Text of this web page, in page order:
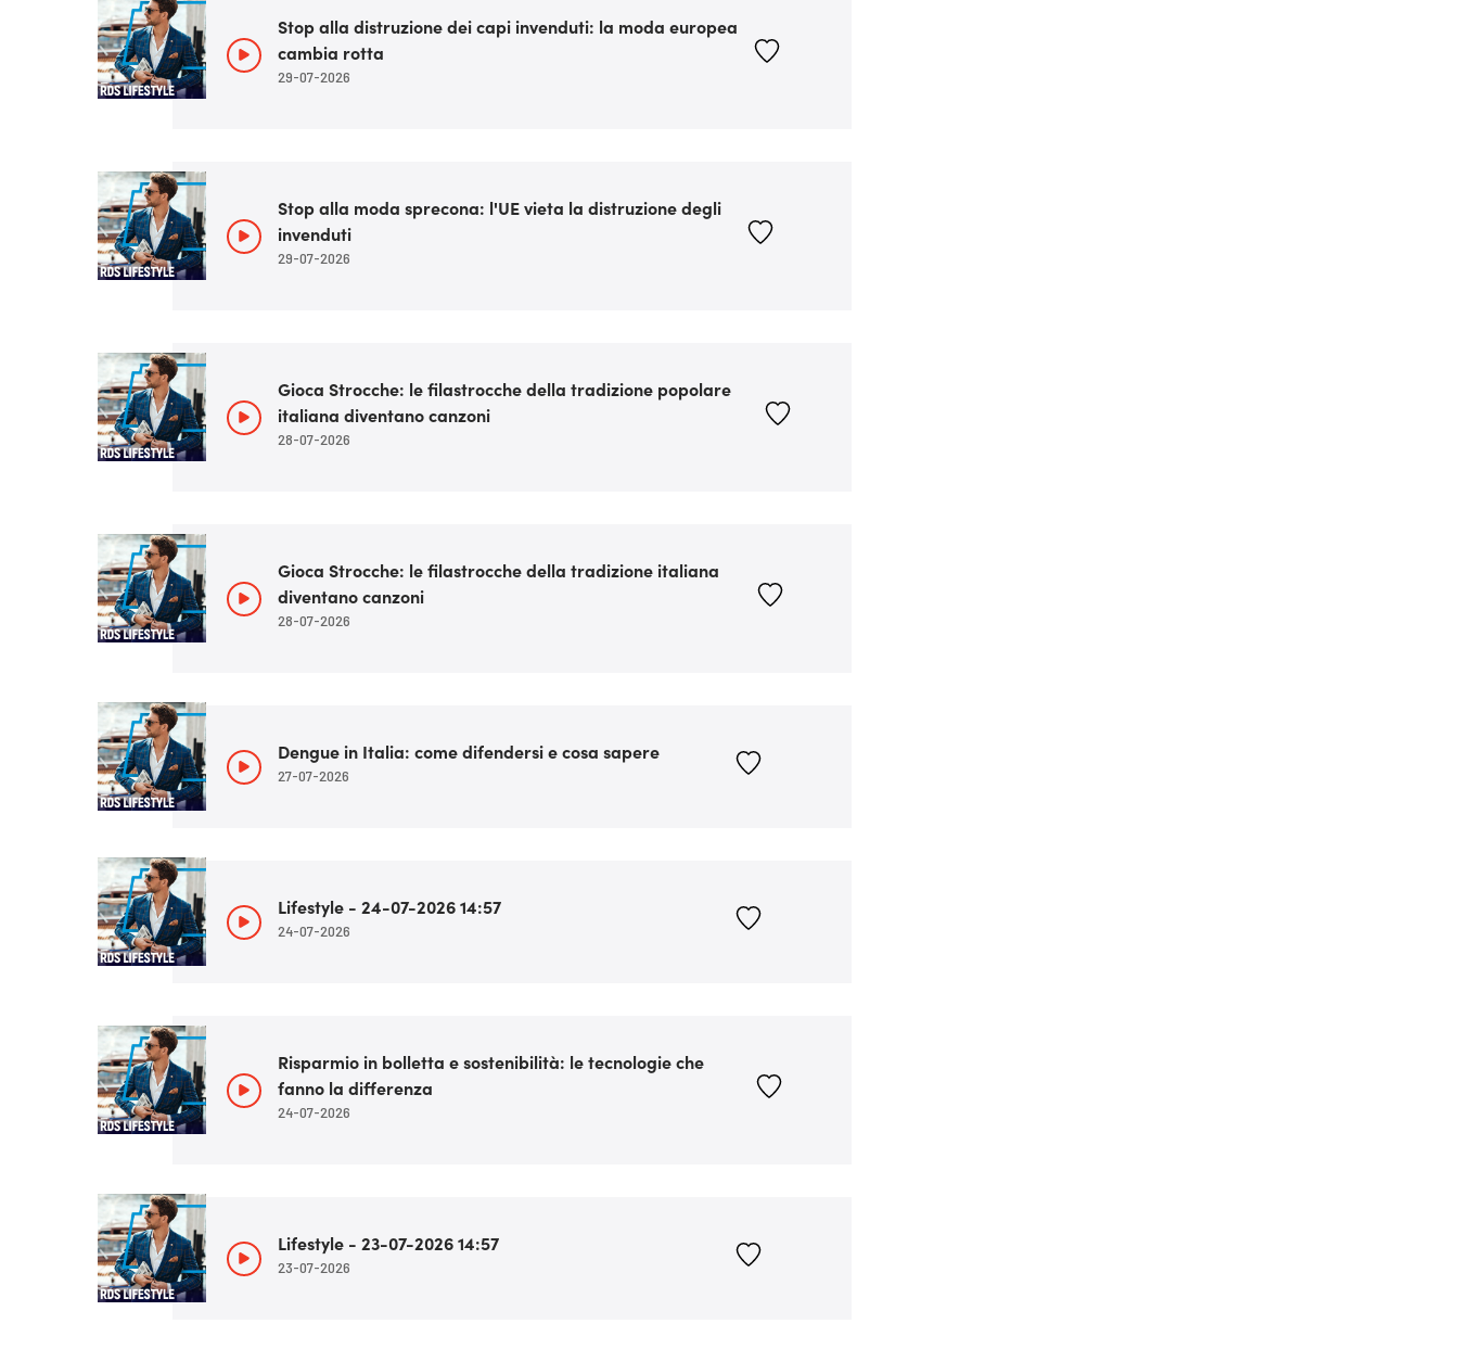
Stop alla distruzione dei capi invenduti: la moda europea
cambia rotta
29-07-2026
Stop alla moda sprecona: l'UE vieta la distruzione degli
invenduti
29-07-2026
Gioca Strocche: le filastrocche della tradizione popolare
italiana diventano canzoni
28-07-2026
Gioca Strocche: le filastrocche della tradizione italiana
diventano canzoni
28-07-2026
Dengue in Italia: come difendersi e cosa sapere
27-07-2026
Lifestyle - 24-07-2026 14:57
24-07-2026
Risparmio in bolletta e sostenibilità: le tecnologie che
fanno la differenza
24-07-2026
Lifestyle - 23-07-2026 14:57
23-07-2026